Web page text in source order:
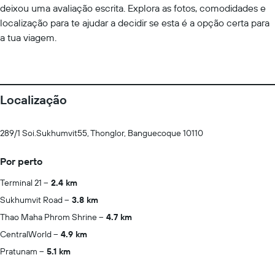
deixou uma avaliação escrita. Explora as fotos, comodidades e
localização para te ajudar a decidir se esta é a opção certa para
a tua viagem.
Localização
289/1 Soi.Sukhumvit55, Thonglor, Banguecoque 10110
Por perto
Terminal 21
2.4 km
Sukhumvit Road
3.8 km
Thao Maha Phrom Shrine
4.7 km
CentralWorld
4.9 km
Pratunam
5.1 km